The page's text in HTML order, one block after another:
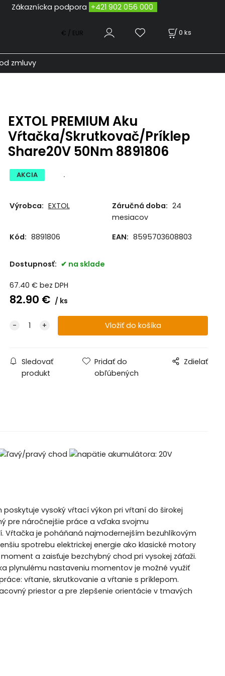
+421 902 056 000
0 ks
€ / EUR
zmluvy
EXTOL PREMIUM Aku
Vŕtačka/Skrutkovač/Príklep
Share20V 50Nm 8891806
AKCIA .
Výrobca: EXTOL Záručná doba: 24
mesiacov
Kód: 8891806 EAN: 8595703608803
Dostupnosť: na sklade
67.40 € bez DPH
82.90 € ks
Sledovať
produkt
Pridať do
obľúbených
Zdielať
vysoký vŕtací výkon pri vŕtaní do širokej
pre náročnejšie práce a vďaka svojmu
je poháňaná najmodernejším bezuhlíkovým
spotrebu elektrickej energie ako klasické motory
a zaisťuje bezchybný chod pri vysokej záťaži.
plynulému nastaveniu momentov je možné využiť
vŕtanie, skrutkovanie a vŕtanie s príklepom.
priestor a pre zlepšenie orientácie v tmavých